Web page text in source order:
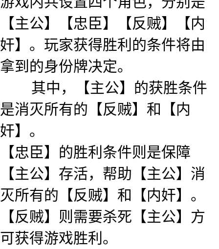
【主公】【忠臣】【反贼】【内
奸】。玩家获得胜利的条件将由
拿到的身份牌决定。
其中，【主公】的获胜条件
是消灭所有的【反贼】和【内
奸】。
【忠臣】的胜利条件则是保障
【主公】存活，帮助【主公】消
灭所有的【反贼】和【内奸】。
【反贼】则需要杀死【主公】方
可获得游戏胜利。